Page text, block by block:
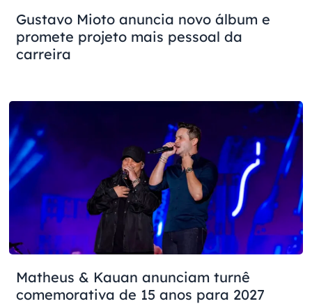
Gustavo Mioto anuncia novo álbum e
promete projeto mais pessoal da
carreira
Matheus & Kauan anunciam turnê
comemorativa de 15 anos para 2027